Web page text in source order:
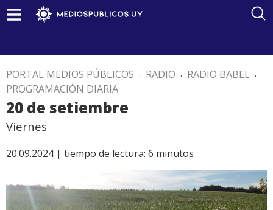
PORTAL MEDIOS PÚBLICOS . RADIO . RADIO BABEL .
PROGRAMACIÓN DIARIA .
20 de setiembre
Viernes
20.09.2024 | tiempo de lectura: 6 minutos